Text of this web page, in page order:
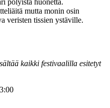
pölyistä huonetta.
mutta monin osin
veristen tissien ystäville.
kaikki festivaalilla esitetyt